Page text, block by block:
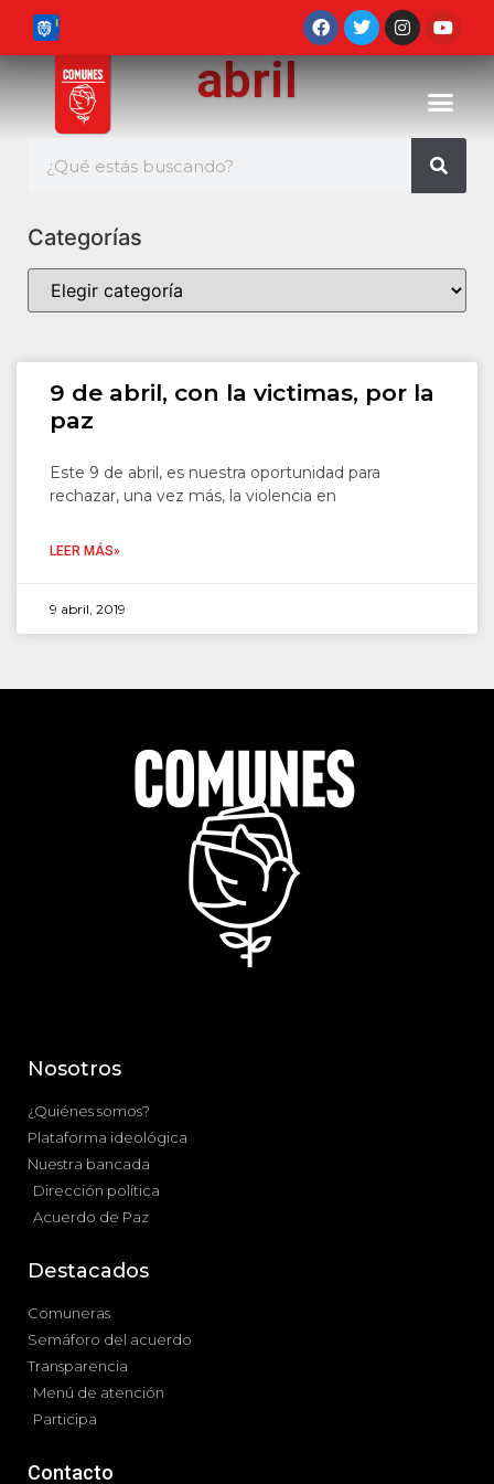
abril
Categorías
9 de abril, con la victimas, por la
paz
Este 9 de abril, es nuestra oportunidad para
rechazar, una vez más, la violencia en
LEER MÁS»
9 abril, 2019
Nosotros
¿Quiénes somos?
Plataforma ideológica
Nuestra bancada
Dirección política
Acuerdo de Paz
Destacados
Comuneras
Semáforo del acuerdo
Transparencia
Menú de atención
Participa
Contacto